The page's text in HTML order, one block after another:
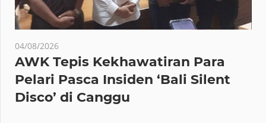
04/08/2026
AWK Tepis Kekhawatiran Para
Pelari Pasca Insiden ‘Bali Silent
Disco’ di Canggu